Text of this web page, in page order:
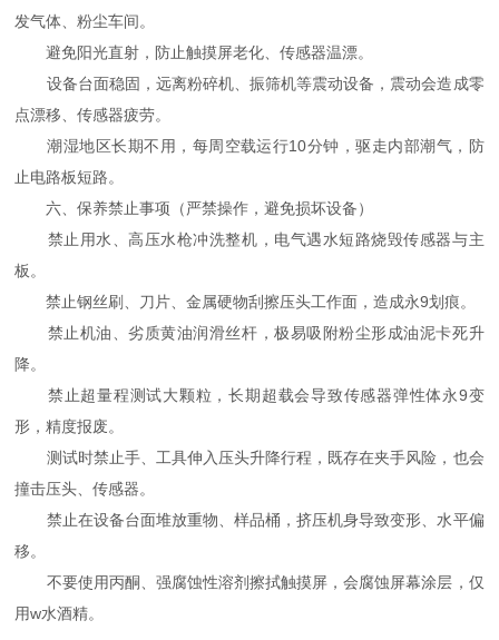
发气体、粉尘车间。
避免阳光直射，防止触摸屏老化、传感器温漂。
设备台面稳固，远离粉碎机、振筛机等震动设备，震动会造成零
点漂移、传感器疲劳。
潮湿地区长期不用，每周空载运行10分钟，驱走内部潮气，防
止电路板短路。
六、保养禁止事项（严禁操作，避免损坏设备）
禁止用水、高压水枪冲洗整机，电气遇水短路烧毁传感器与主
板。
禁止钢丝刷、刀片、金属硬物刮擦压头工作面，造成永9划痕。
禁止机油、劣质黄油润滑丝杆，极易吸附粉尘形成油泥卡死升
降。
禁止超量程测试大颗粒，长期超载会导致传感器弹性体永9变
形，精度报废。
测试时禁止手、工具伸入压头升降行程，既存在夹手风险，也会
撞击压头、传感器。
禁止在设备台面堆放重物、样品桶，挤压机身导致变形、水平偏
移。
不要使用丙酮、强腐蚀性溶剂擦拭触摸屏，会腐蚀屏幕涂层，仅
用w水酒精。